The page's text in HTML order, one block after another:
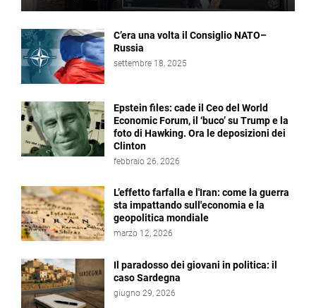
C’era una volta il Consiglio NATO–
Russia
settembre 18, 2025
Epstein files: cade il Ceo del World
Economic Forum, il ‘buco’ su Trump e la
foto di Hawking. Ora le deposizioni dei
Clinton
febbraio 26, 2026
L’effetto farfalla e l'Iran: come la guerra
sta impattando sull'economia e la
geopolitica mondiale
marzo 12, 2026
Il paradosso dei giovani in politica: il
caso Sardegna
giugno 29, 2026